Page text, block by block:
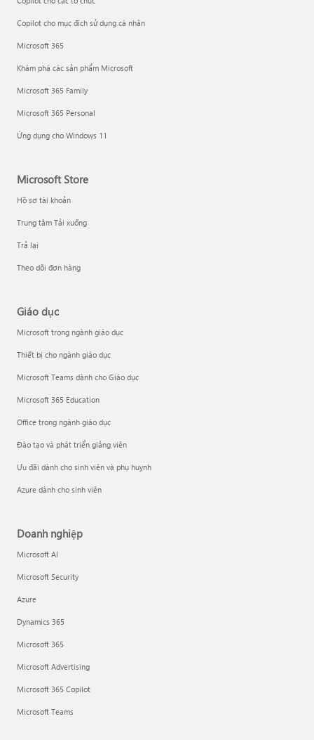
Copilot cho mục đích sử dụng cá nhân
Microsoft 365
Khám phá các sản phẩm Microsoft
Microsoft 365 Family
Microsoft 365 Personal
Ứng dụng cho Windows 11
Microsoft Store
Hồ sơ tài khoản
Trung tâm Tải xuống
Trả lại
Theo dõi đơn hàng
Giáo dục
Microsoft trong ngành giáo dục
Thiết bị cho ngành giáo dục
Microsoft Teams dành cho Giáo dục
Microsoft 365 Education
Office trong ngành giáo dục
Đào tạo và phát triển giảng viên
Ưu đãi dành cho sinh viên và phụ huynh
Azure dành cho sinh viên
Doanh nghiệp
Microsoft AI
Microsoft Security
Azure
Dynamics 365
Microsoft 365
Microsoft Advertising
Microsoft 365 Copilot
Microsoft Teams